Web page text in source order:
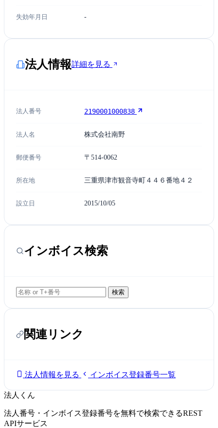
失効年月日 -
法人情報詳細を見る
法人番号 2190001000838
法人名 株式会社南野
郵便番号 〒514-0062
所在地 三重県津市観音寺町４４６番地４２
設立日 2015/10/05
インボイス検索
検索
関連リンク
法人情報を見る インボイス登録番号一覧
法人くん
法人番号・インボイス登録番号を無料で検索できるREST
APIサービス